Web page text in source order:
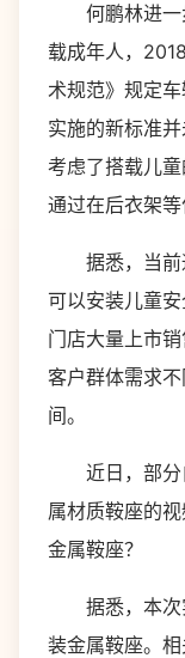
何鹏林进一
载成年人，
术规范》规定
实施的新标准
考虑了搭载儿
通过在后衣架等
据悉，当前
可以安装儿童
门店大量上市
客户群体需求
间。
近日，部分
属材质鞍座的
金属鞍座？
据悉，本次
装金属鞍座。